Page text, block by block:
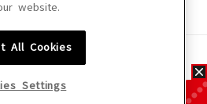
容が変更になる場合があります。
website.
All Cookies
Settings